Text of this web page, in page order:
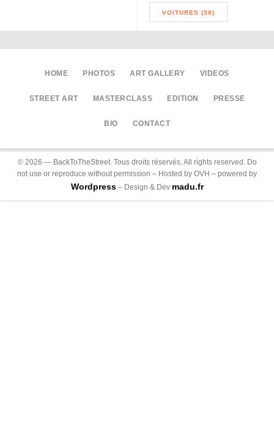
VOITURES (38)
HOME PHOTOS ART GALLERY VIDEOS
STREET ART MASTERCLASS EDITION PRESSE
BIO CONTACT
© 2026 — BackToTheStreet. Tous droits réservés. All rights reserved. Do
not use or reproduce without permission – Hosted by OVH – powered by
Wordpress– Design & Dev madu.fr